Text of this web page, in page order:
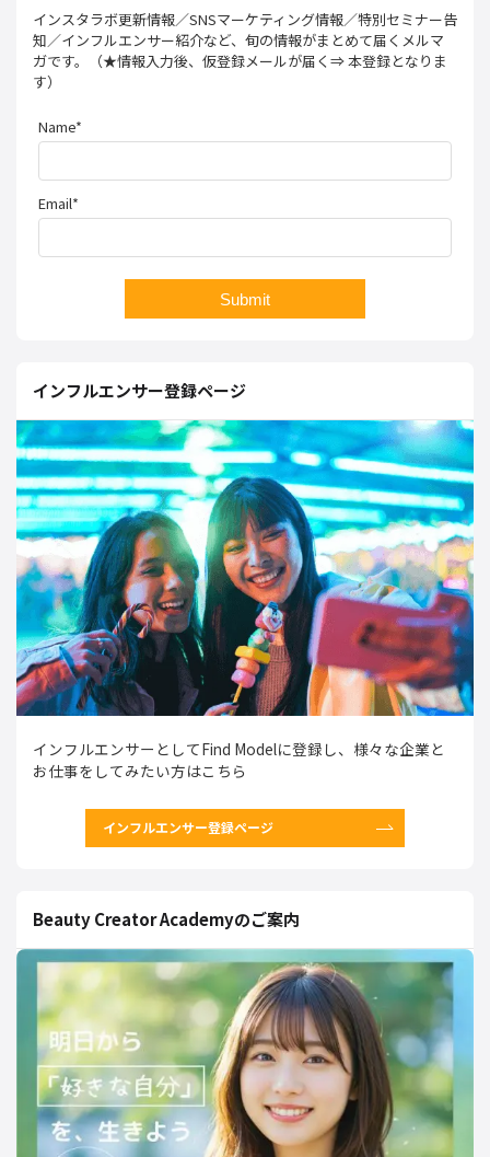
インスタラボ更新情報／SNSマーケティング情報／特別セミナー告
知／インフルエンサー紹介など、旬の情報がまとめて届くメルマ
ガです。（★情報入力後、仮登録メールが届く⇒ 本登録となりま
す）
Name*
Email*
インフルエンサー登録ページ
インフルエンサーとしてFind Modelに登録し、様々な企業と
お仕事をしてみたい方はこちら
インフルエンサー登録ページ
Beauty Creator Academyのご案内